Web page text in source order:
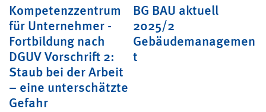
Kompetenzzentrum
für Unternehmer -
Fortbildung nach
DGUV Vorschrift 2:
Staub bei der Arbeit
– eine unterschätzte
Gefahr
BG BAU aktuell
2025/2
Gebäudemanagemen
t